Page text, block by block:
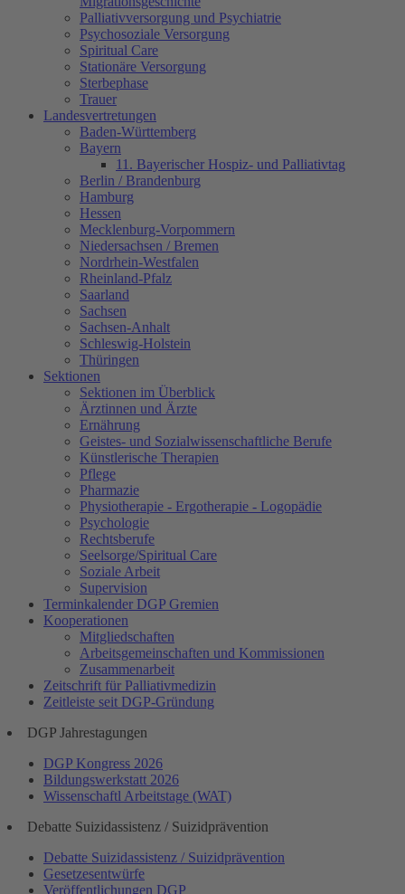
Palliativversorgung und Psychiatrie
Psychosoziale Versorgung
Spiritual Care
Stationäre Versorgung
Sterbephase
Trauer
Landesvertretungen
Baden-Württemberg
Bayern
11. Bayerischer Hospiz- und Palliativtag
Berlin / Brandenburg
Hamburg
Hessen
Mecklenburg-Vorpommern
Niedersachsen / Bremen
Nordrhein-Westfalen
Rheinland-Pfalz
Saarland
Sachsen
Sachsen-Anhalt
Schleswig-Holstein
Thüringen
Sektionen
Sektionen im Überblick
Ärztinnen und Ärzte
Ernährung
Geistes- und Sozialwissenschaftliche Berufe
Künstlerische Therapien
Pflege
Pharmazie
Physiotherapie - Ergotherapie - Logopädie
Psychologie
Rechtsberufe
Seelsorge/Spiritual Care
Soziale Arbeit
Supervision
Terminkalender DGP Gremien
Kooperationen
Mitgliedschaften
Arbeitsgemeinschaften und Kommissionen
Zusammenarbeit
Zeitschrift für Palliativmedizin
Zeitleiste seit DGP-Gründung
DGP Jahrestagungen
DGP Kongress 2026
Bildungswerkstatt 2026
Wissenschaftl Arbeitstage (WAT)
Debatte Suizidassistenz / Suizidprävention
Debatte Suizidassistenz / Suizidprävention
Gesetzesentwürfe
Veröffentlichungen DGP